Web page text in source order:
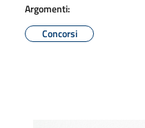
Argomenti:
Concorsi